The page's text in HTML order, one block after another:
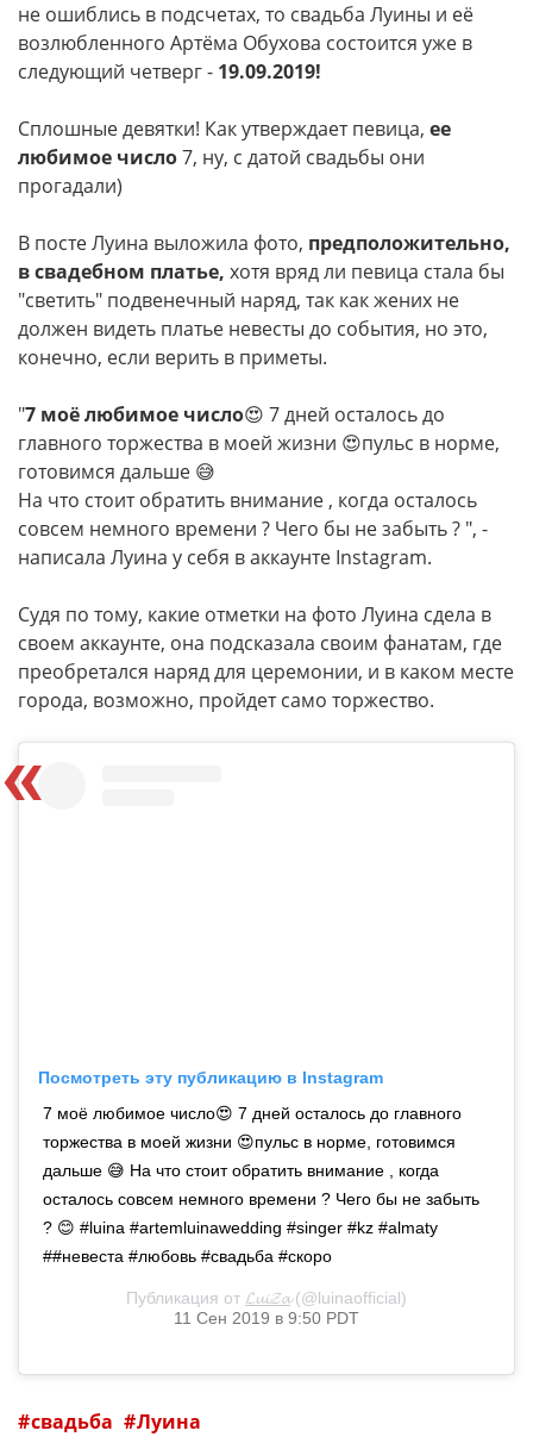
не ошиблись в подсчетах, то свадьба Луины и её
возлюбленного Артёма Обухова состоится уже в
следующий четверг - 19.09.2019!
Сплошные девятки! Как утверждает певица, ее
любимое число7, ну, с датой свадьбы они
прогадали)
В посте Луина выложила фото, предположительно,
в свадебном платье, хотя вряд ли певица стала бы
"светить" подвенечный наряд, так как жених не
должен видеть платье невесты до события, но это,
конечно, если верить в приметы.
"7 моё любимое число😍 7 дней осталось до
главного торжества в моей жизни 😍пульс в норме,
готовимся дальше 😅
На что стоит обратить внимание , когда осталось
совсем немного времени ? Чего бы не забыть ? ", -
написала Луина у себя в аккаунте Instagram.
Судя по тому, какие отметки на фото Луина сдела в
своем аккаунте, она подсказала своим фанатам, где
преобретался наряд для церемонии, и в каком месте
города, возможно, пройдет само торжество.
Посмотреть эту публикацию в Instagram
7 моё любимое число😍 7 дней осталось до главного
торжества в моей жизни 😍пульс в норме, готовимся
дальше 😅 На что стоит обратить внимание , когда
осталось совсем немного времени ? Чего бы не забыть
? 😊 #luina #artemluinawedding #singer #kz #almaty
##невеста #любовь #свадьба #скоро
Публикация от 𝓛𝓾𝓲𝓩𝓪(@luinaofficial)
11 Сен 2019 в 9:50 PDT
свадьба Луина